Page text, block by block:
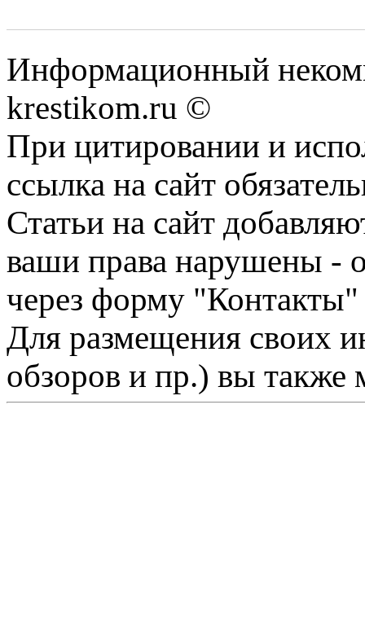
Информационный
krestikom.ru ©
При цитировании и
ссылка на сайт
Статьи на сайт
ваши права нарушены -
через форму "Контакты"
Для размещения своих
обзоров и пр.) вы также